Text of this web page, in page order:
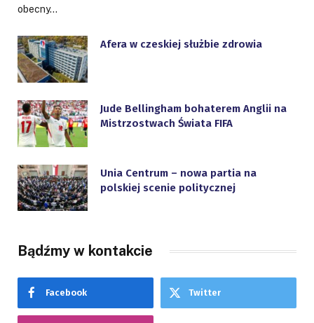
obecny…
Afera w czeskiej służbie zdrowia
Jude Bellingham bohaterem Anglii na
Mistrzostwach Świata FIFA
Unia Centrum – nowa partia na
polskiej scenie politycznej
Bądźmy w kontakcie
Facebook Twitter